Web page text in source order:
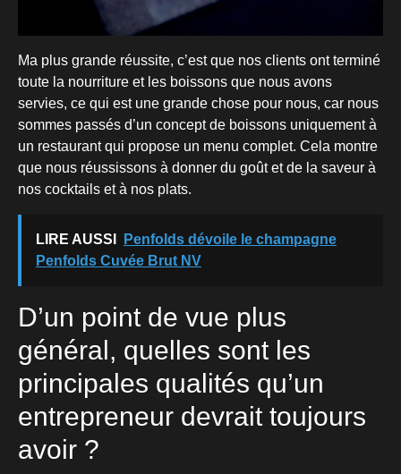
Ma plus grande réussite, c’est que nos clients ont terminé
toute la nourriture et les boissons que nous avons
servies, ce qui est une grande chose pour nous, car nous
sommes passés d’un concept de boissons uniquement à
un restaurant qui propose un menu complet. Cela montre
que nous réussissons à donner du goût et de la saveur à
nos cocktails et à nos plats.
LIRE AUSSI
Penfolds dévoile le champagne
Penfolds Cuvée Brut NV
D’un point de vue plus
général, quelles sont les
principales qualités qu’un
entrepreneur devrait toujours
avoir ?